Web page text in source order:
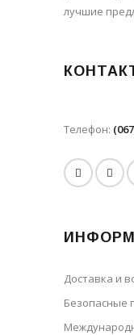
лучшие
Телефон:
Доставка и
Безопасные